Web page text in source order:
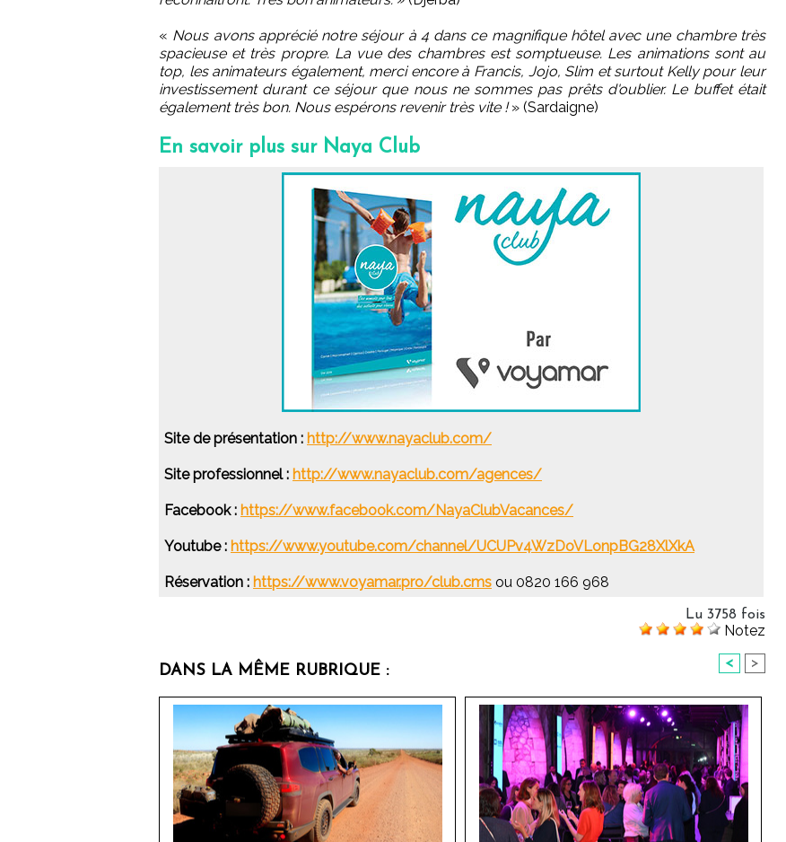
« Nous avons apprécié notre séjour à 4 dans ce magnifique hôtel avec une chambre très
spacieuse et très propre. La vue des chambres est somptueuse. Les animations sont au
top, les animateurs également, merci encore à Francis, Jojo, Slim et surtout Kelly pour leur
investissement durant ce séjour que nous ne sommes pas prêts d'oublier. Le buffet était
également très bon. Nous espérons revenir très vite !» (Sardaigne)
En savoir plus sur Naya Club
Site de présentation : http://www.nayaclub.com/
Site professionnel : http://www.nayaclub.com/agences/
Facebook : https://www.facebook.com/NayaClubVacances/
Youtube : https://www.youtube.com/channel/UCUPv4WzDoVLonpBG28XlXkA
Réservation : https://www.voyamar.pro/club.cms ou 0820 166 968
Lu 3758 fois
Notez
DANS LA MÊME RUBRIQUE : < >